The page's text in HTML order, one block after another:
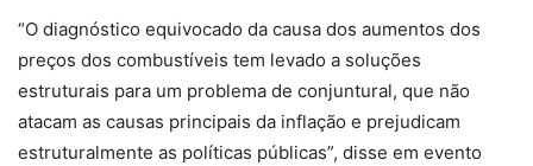
“O diagnóstico equivocado da causa dos aumentos dos
preços dos combustíveis tem levado a soluções
estruturais para um problema de conjuntural, que não
atacam as causas principais da inflação e prejudicam
estruturalmente as políticas públicas”, disse em evento